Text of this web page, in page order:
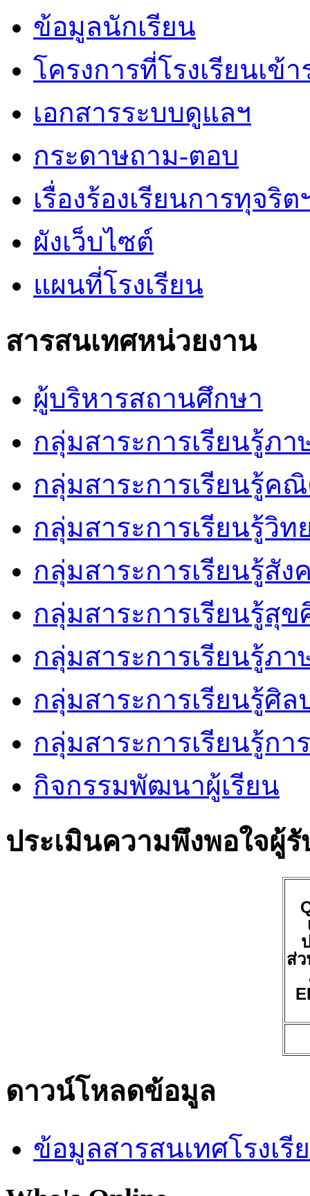
ข้อมูลนักเรียน
โครงการที่โรงเรียนเข้
เอกสารระบบดูแลฯ
กระดาษถาม-ตอบ
เรื่องร้องเรียนการทุจริต
ผังเว็บไซต์
แผนที่โรงเรียน
สารสนเทศหน่วยงาน
ผู้บริหารสถานศึกษา
กลุ่มสาระการเรียนรู้ภา
กลุ่มสาระการเรียนรู้ค
กลุ่มสาระการเรียนรู้วิท
กลุ่มสาระการเรียนรู้สัง
กลุ่มสาระการเรียนรู้สุ
กลุ่มสาระการเรียนรู้ภา
กลุ่มสาระการเรียนรู้ศิล
กลุ่มสาระการเรียนรู้กา
กิจกรรมพัฒนาผู้เรียน
ประเมินความพึงพอใจผู้รั
ส่ว
ดาวน์โหลดข้อมูล
ข้อมูลสารสนเทศโรงเรี